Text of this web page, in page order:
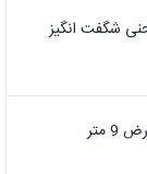
متر